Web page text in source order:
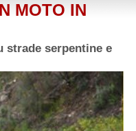
MOTO IN
strade serpentine e